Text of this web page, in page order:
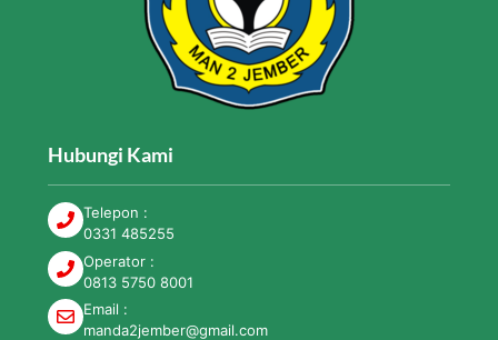
Hubungi Kami
Telepon :
0331 485255
Operator :
0813 5750 8001
Email :
manda2jember@gmail.com